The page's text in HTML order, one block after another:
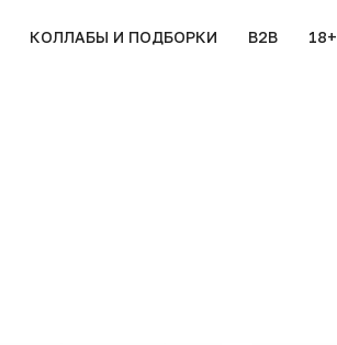
КОЛЛАБЫ И ПОДБОРКИ B2B 18+